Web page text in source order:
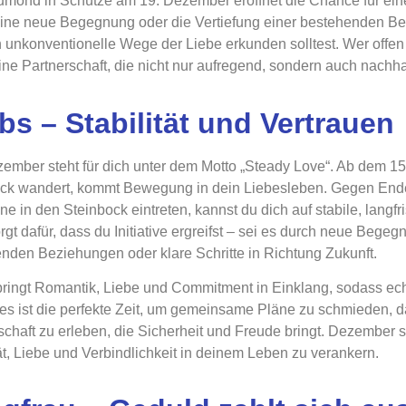
neue Begegnung oder die Vertiefung einer bestehenden
unkonventionelle Wege der Liebe erkunden solltest. Wer
Partnerschaft, die nicht nur aufregend, sondern auch
– Stabilität und Vertrauen
steht für dich unter dem Motto „Steady Love“. Ab dem
wandert, kommt Bewegung in dein Liebesleben. Gegen
in den Steinbock eintreten, kannst du dich auf stabile,
dafür, dass du Initiative ergreifst – sei es durch neue
Beziehungen oder klare Schritte in Richtung Zukunft.
Romantik, Liebe und Commitment in Einklang, sodass
ist die perfekte Zeit, um gemeinsame Pläne zu schmieden,
zu erleben, die Sicherheit und Freude bringt. Dezember
Liebe und Verbindlichkeit in deinem Leben zu verankern.